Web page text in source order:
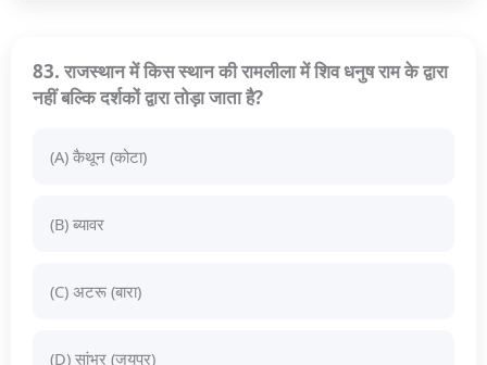
83. राजस्थान में किस स्थान की रामलीला में शिव धनुष राम के द्वारा
नहीं बल्कि दर्शकों द्वारा तोड़ा जाता है?
(A) कैथून (कोटा)
(B) ब्यावर
(C) अटरू (बारा)
(D) सांभर (जयपुर)